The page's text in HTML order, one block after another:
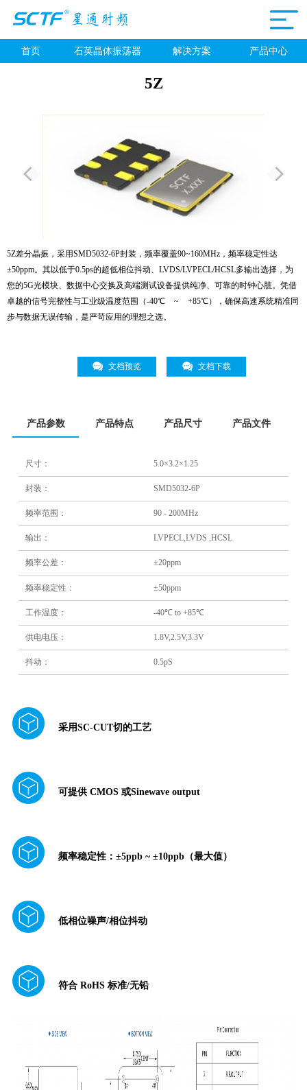
首页 石英晶体振荡器 解决方案 产品中心
5Z
5Z差分晶振，采用SMD5032-6P封装，频率覆盖90~160MHz，频率稳定性达
±50ppm。其以低于0.5ps的超低相位抖动、LVDS/LVPECL/HCSL多输出选择，为
您的5G光模块、数据中心交换及高端测试设备提供纯净、可靠的时钟心脏。凭借
卓越的信号完整性与工业级温度范围（-40℃ ~ +85℃），确保高速系统精准同
步与数据无误传输，是严苛应用的理想之选。
文档预览 文档下载
产品参数 产品特点 产品尺寸 产品文件
尺寸： 5.0×3.2×1.25
封装： SMD5032-6P
频率范围： 90 - 200MHz
输出： LVPECL,LVDS ,HCSL
频率公差： ±20ppm
频率稳定性： ±50ppm
工作温度： -40℃ to +85℃
供电电压： 1.8V,2.5V,3.3V
抖动： 0.5pS
采用SC-CUT切的工艺
可提供 CMOS 或Sinewave output
频率稳定性：±5ppb ~ ±10ppb（最大值）
低相位噪声/相位抖动
符合 RoHS 标准/无铅